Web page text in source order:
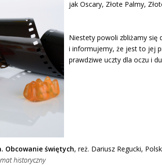
jak Oscary, Złote Palmy,
Niestety powoli zbliżamy się
i informujemy, że jest to jej
prawdziwe uczty dla oczu i
Obcowanie świętych, reż. Dariusz Regucki,
historyczny